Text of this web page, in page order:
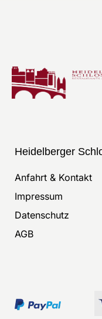
Heidelberger
Anfahrt & Kontakt
Impressum
Datenschutz
AGB